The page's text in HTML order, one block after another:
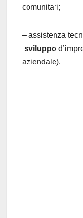
comunitari;
– assistenza
sviluppo
aziendale).